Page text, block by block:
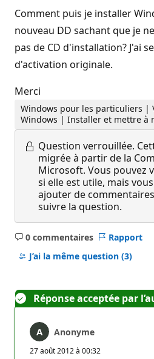
Comment puis je installer
nouveau DD sachant que je
pas de CD d'installation? J'ai
d'activation originale.
Merci
Windows pour les particuliers |
Windows | Installer et mettre à
Question verrouillée.
migrée à partir de la
Microsoft. Vous pouvez
si elle est utile, mais
ajouter de
suivre la question.
0 commentaires
Aucun
commentaire
Rapport
J’ai la même question (3)
Réponse acceptée par
Anonyme
27 août 2012 à 00:32